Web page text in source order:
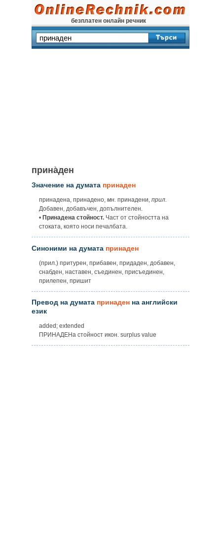
безплатен онлайн речник
прина̀ден
Значение на думата принаден
принадена, принадено, мн. принадени, прил.
Добавен, добавъчен, допълнителен.
• Принадена стойност. Част от стойността на
стоката, която носи печалбата.
Синоними на думата принаден
(прил.) притурен, прибавен, придаден, добавен,
снабден, наставен, съединен, присъединен,
прилепен, пришит
Превод на думата принаден на английски
език
added; extended
ПРИНАДЕНa стойност икон. surplus value